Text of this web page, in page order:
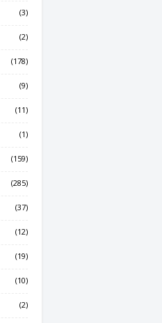
(3)
(2)
(178)
(9)
(11)
(1)
(159)
(285)
(37)
(12)
(19)
(10)
(2)